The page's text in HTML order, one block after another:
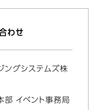
わせ
ングシステムズ株
部 イベント事務局